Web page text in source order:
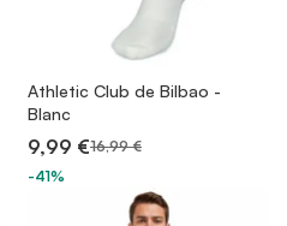
Athletic Club de Bilbao -
Blanc
9,99 €16,99 €
-41%